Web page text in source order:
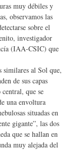
muy débiles y
observamos las
sobre el
investigador
(IAA-CSIC) que
similares al Sol que,
de sus capas
que se
una envoltura
situadas en
gigante”, las dos
que se hallan en
muy alejada del